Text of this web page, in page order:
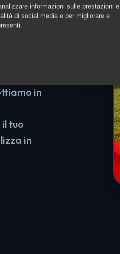
in
tuo
in
informazioni sulle prestazioni e
di social media e per migliorare e